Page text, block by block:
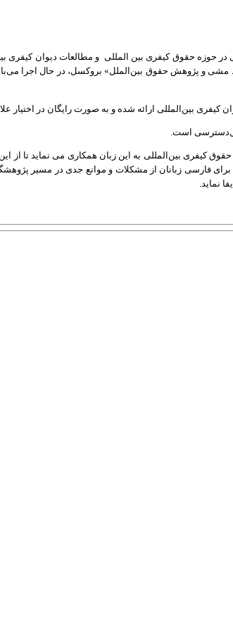
در حوزه حقوق کیفری بین المللی و مطالعات دیوان کیفری
مشی و پژوهش حقوق بین‌الملل»‌ بروکسل، در حال اجرا
بین‌المللی ارائه شده و به صورت رایگان در اختیار
است.
کیفری بین‌المللی به این زبان همکاری می نماید تا از
فارسی زبانان از مشکلات و موانع جدی در مسیر
نماید.